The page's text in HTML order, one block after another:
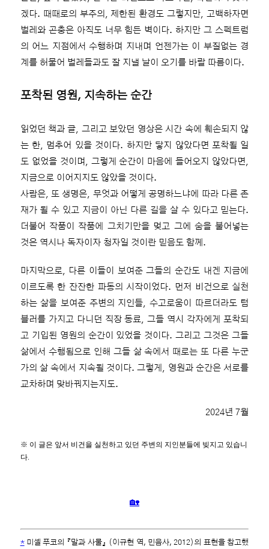
겠다. 때때로의 부주의, 제한된 환경도 그렇지만, 고백하자면
벌레와 곤충은 아직도 너무 힘든 벽이다. 하지만 그 스펙트럼
의 어느 지점에서 수행하며 지내며 언젠가는 이 부질없는 경
계를 허물어 벌레들과도 잘 지낼 날이 오기를 바랄 따름이다.
포착된 영원, 지속하는 순간
읽었던 책과 글, 그리고 보았던 영상은 시간 속에 훼손되지 않
는 한, 멈추어 있을 것이다. 하지만 닿지 않았다면 포착될 일
도 없었을 것이며, 그렇게 순간이 마음에 들어오지 않았다면,
지금으로 이어지지도 않았을 것이다.
사람은, 또 생명은, 무엇과 어떻게 공명하느냐에 따라 다른 존
재가 될 수 있고 지금이 아닌 다른 길을 살 수 있다고 믿는다.
더불어 작품이 작품에 그치기만을 멎고 그에 숨을 불어넣는
것은 역시나 독자이자 청자일 것이란 믿음도 함께.
마지막으로, 다른 이들이 보여준 그들의 순간도 내겐 지금에
이르도록 한 잔잔한 파동의 시작이었다. 먼저 비건으로 실천
하는 삶을 보여준 주변의 지인들, 수고로움이 따르더라도 텀
블러를 가지고 다니던 직장 동료, 그들 역시 각자에게 포착되
고 기입된 영원의 순간이 있었을 것이다. 그리고 그것은 그들
삶에서 수행됨으로 인해 그들 삶 속에서 때로는 또 다른 누군
가의 삶 속에서 지속될 것이다. 그렇게, 영원과 순간은 서로를
교차하며 맞바꿔지는지도.
2024년 7월
※ 이 글은 앞서 비건을 실천하고 있던 주변의 지인분들에 빚지고 있습니
다.
🏡
*미셸 푸코의 『말과 사물』 (이규현 역, 민음사, 2012)의 표현을 참고했